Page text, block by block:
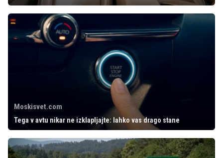
Moskisvet.com
Tega v avtu nikar ne izklapljajte: lahko vas drago stane